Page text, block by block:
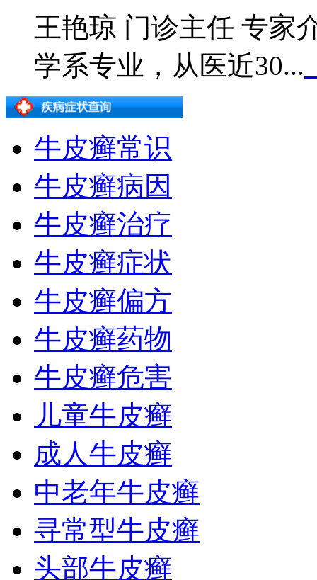
王艳琼 门诊主任 专家
学系专业，从医近30...
牛皮癣常识
牛皮癣病因
牛皮癣治疗
牛皮癣症状
牛皮癣偏方
牛皮癣药物
牛皮癣危害
儿童牛皮癣
成人牛皮癣
中老年牛皮癣
寻常型牛皮癣
头部牛皮癣